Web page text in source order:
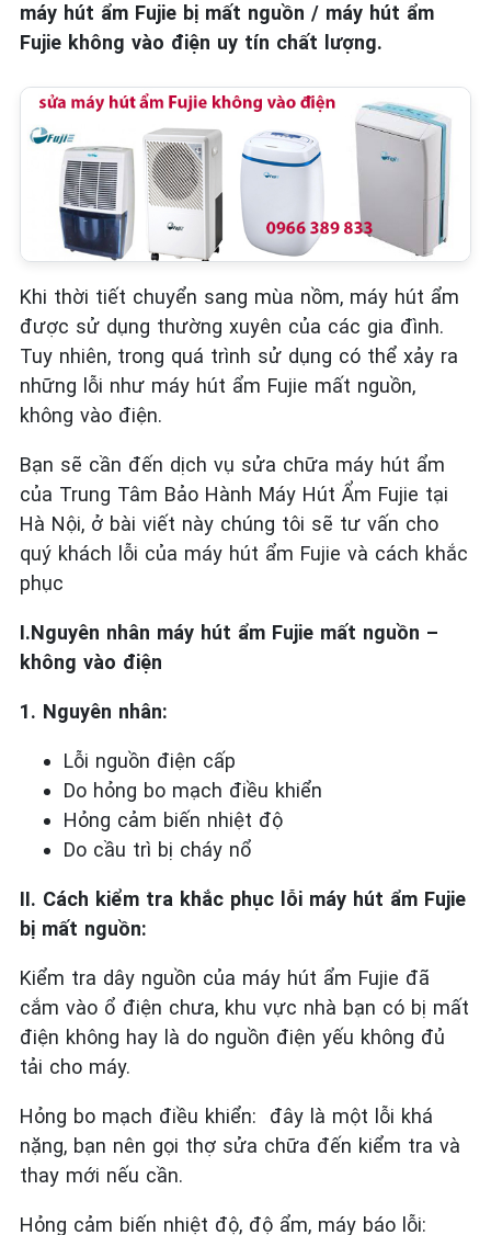
máy hút ẩm Fujie bị mất nguồn / máy hút ẩm
Fujie không vào điện uy tín chất lượng.
Khi thời tiết chuyển sang mùa nồm, máy hút ẩm
được sử dụng thường xuyên của các gia đình.
Tuy nhiên, trong quá trình sử dụng có thể xảy ra
những lỗi như máy hút ẩm Fujie mất nguồn,
không vào điện.
Bạn sẽ cần đến dịch vụ sửa chữa máy hút ẩm
của Trung Tâm Bảo Hành Máy Hút Ẩm Fujie tại
Hà Nội, ở bài viết này chúng tôi sẽ tư vấn cho
quý khách lỗi của máy hút ẩm Fujie và cách khắc
phục
I.Nguyên nhân máy hút ẩm Fujie mất nguồn –
không vào điện
1. Nguyên nhân:
Lỗi nguồn điện cấp
Do hỏng bo mạch điều khiển
Hỏng cảm biến nhiệt độ
Do cầu trì bị cháy nổ
II. Cách kiểm tra khắc phục lỗi máy hút ẩm Fujie
bị mất nguồn:
Kiểm tra dây nguồn của máy hút ẩm Fujie đã
cắm vào ổ điện chưa, khu vực nhà bạn có bị mất
điện không hay là do nguồn điện yếu không đủ
tải cho máy.
Hỏng bo mạch điều khiển: đây là một lỗi khá
nặng, bạn nên gọi thợ sửa chữa đến kiểm tra và
thay mới nếu cần.
Hỏng cảm biến nhiệt độ, độ ẩm, máy báo lỗi: